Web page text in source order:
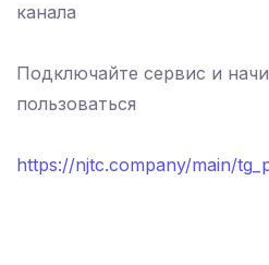
канала
Подключайте сервис и
пользоваться
https://njtc.company/main/